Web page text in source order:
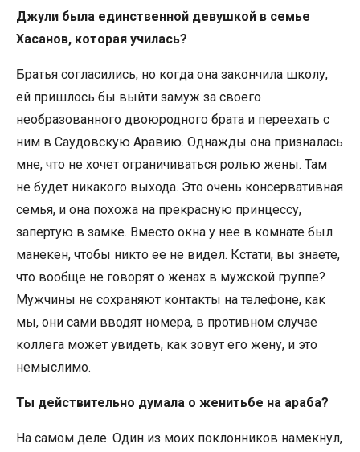
Джули была единственной девушкой в ​​семье
Хасанов, которая училась?
Братья согласились, но когда она закончила школу,
ей пришлось бы выйти замуж за своего
необразованного двоюродного брата и переехать с
ним в Саудовскую Аравию. Однажды она призналась
мне, что не хочет ограничиваться ролью жены. Там
не будет никакого выхода. Это очень консервативная
семья, и она похожа на прекрасную принцессу,
запертую в замке. Вместо окна у нее в комнате был
манекен, чтобы никто ее не видел. Кстати, вы знаете,
что вообще не говорят о женах в мужской группе?
Мужчины не сохраняют контакты на телефоне, как
мы, они сами вводят номера, в противном случае
коллега может увидеть, как зовут его жену, и это
немыслимо.
Ты действительно думала о женитьбе на араба?
На самом деле. Один из моих поклонников намекнул,